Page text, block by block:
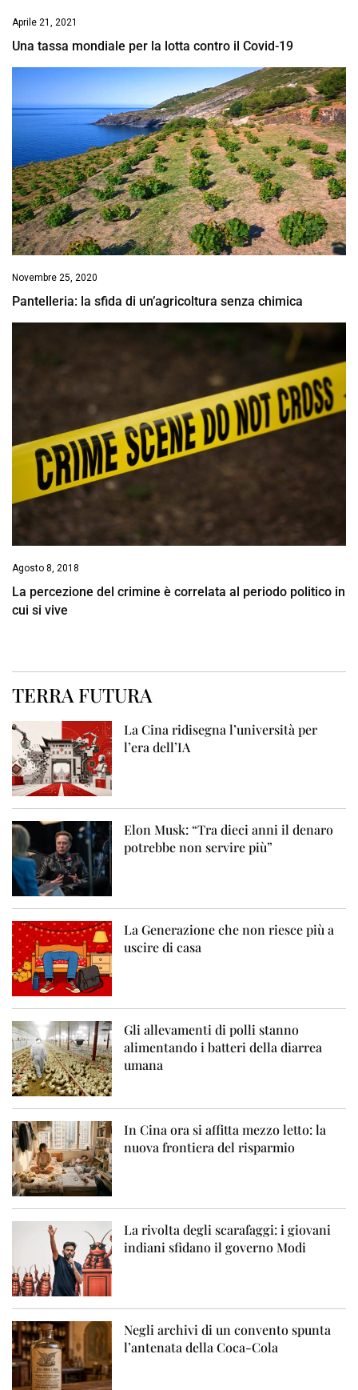
Aprile 21, 2021
Una tassa mondiale per la lotta contro il Covid-19
Novembre 25, 2020
Pantelleria: la sfida di un’agricoltura senza chimica
Agosto 8, 2018
La percezione del crimine è correlata al periodo politico in
cui si vive
TERRA FUTURA
La Cina ridisegna l’università per
l’era dell’IA
Elon Musk: “Tra dieci anni il denaro
potrebbe non servire più”
La Generazione che non riesce più a
uscire di casa
Gli allevamenti di polli stanno
alimentando i batteri della diarrea
umana
In Cina ora si affitta mezzo letto: la
nuova frontiera del risparmio
La rivolta degli scarafaggi: i giovani
indiani sfidano il governo Modi
Negli archivi di un convento spunta
l’antenata della Coca-Cola